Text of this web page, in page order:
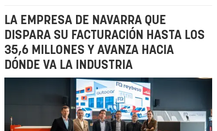
LA EMPRESA DE NAVARRA QUE
DISPARA SU FACTURACIÓN HASTA LOS
35,6 MILLONES Y AVANZA HACIA
DÓNDE VA LA INDUSTRIA